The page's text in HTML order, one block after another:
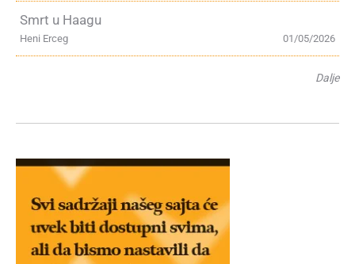
Smrt u Haagu
01/05/2026
Heni Erceg
Dalje